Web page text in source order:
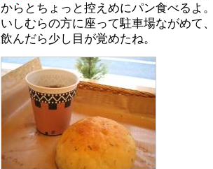
からとちょっと控えめにパン食べるよ
いしむらの方に座って駐車場ながめて
飲んだら少し目が覚めたね。